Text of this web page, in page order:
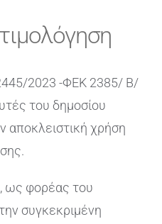
2023 -ΦΕΚ 2385/ Β/
του δημοσίου
αποκλειστική χρήση
ως φορέας του
συγκεκριμένη